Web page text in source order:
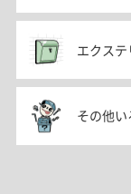
エクステ
その他い